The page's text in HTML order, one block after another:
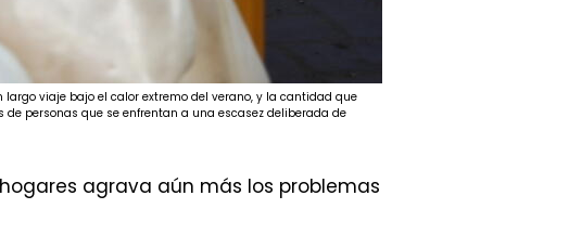
viaje bajo el calor extremo del verano, y la cantidad que
personas que se enfrentan a una escasez deliberada de
agrava aún más los problemas